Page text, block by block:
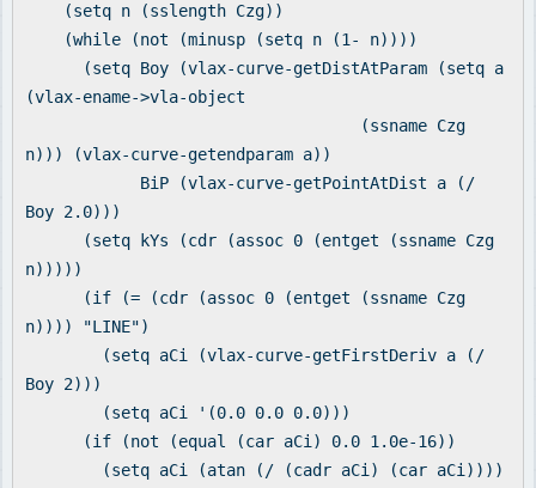
(setq n (sslength Czg))
(while (not (minusp (setq n (1- n))))
(setq Boy (vlax-curve-getDistAtParam (setq a
(vlax-ename->vla-object
(ssname Czg
n))) (vlax-curve-getendparam a))
BiP (vlax-curve-getPointAtDist a (/
Boy 2.0)))
(setq kYs (cdr (assoc 0 (entget (ssname Czg
n)))))
(if (= (cdr (assoc 0 (entget (ssname Czg
n)))) "LINE")
(setq aCi (vlax-curve-getFirstDeriv a (/
Boy 2)))
(setq aCi '(0.0 0.0 0.0)))
(if (not (equal (car aCi) 0.0 1.0e-16))
(setq aCi (atan (/ (cadr aCi) (car aCi))))